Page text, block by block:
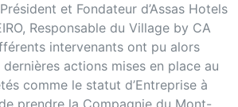
et Fondateur d’Assas Hotels
Responsable du Village by CA
intervenants ont pu alors
actions mises en place au
comme le statut d’Entreprise à